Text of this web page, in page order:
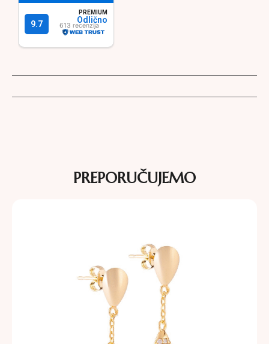
PREPORUČUJEMO